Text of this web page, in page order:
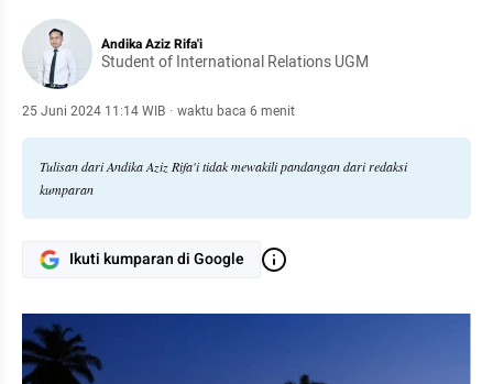
Andika Aziz Rifa'i
Student of International Relations UGM
25 Juni 2024 11:14 WIB · waktu baca 6 menit
Tulisan dari Andika Aziz Rifa'i tidak mewakili pandangan dari redaksi
kumparan
Ikuti kumparan di Google